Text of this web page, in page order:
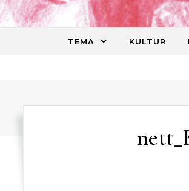
TEMA KULTUR